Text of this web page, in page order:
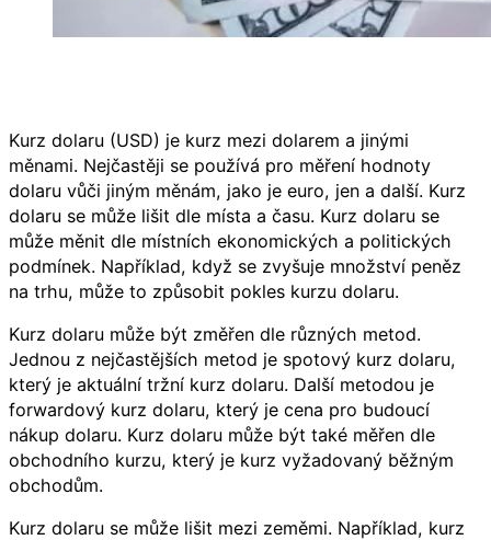
Kurz dolaru (USD) je kurz mezi dolarem a jinými
měnami. Nejčastěji se používá pro měření hodnoty
dolaru vůči jiným měnám, jako je euro, jen a další. Kurz
dolaru se může lišit dle místa a času. Kurz dolaru se
může měnit dle místních ekonomických a politických
podmínek. Například, když se zvyšuje množství peněz
na trhu, může to způsobit pokles kurzu dolaru.
Kurz dolaru může být změřen dle různých metod.
Jednou z nejčastějších metod je spotový kurz dolaru,
který je aktuální tržní kurz dolaru. Další metodou je
forwardový kurz dolaru, který je cena pro budoucí
nákup dolaru. Kurz dolaru může být také měřen dle
obchodního kurzu, který je kurz vyžadovaný běžným
obchodům.
Kurz dolaru se může lišit mezi zeměmi. Například, kurz